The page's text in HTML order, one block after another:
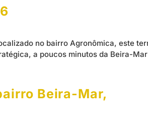
no bairro Agronômica, este
a poucos minutos da Beira-
Beira-Mar,